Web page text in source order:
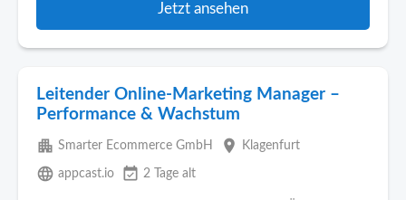
Jetzt ansehen
Leitender Online-Marketing Manager –
Performance & Wachstum
apartment Smarter Ecommerce GmbH place Klagenfurt
language appcast.io event_available 2 Tage alt